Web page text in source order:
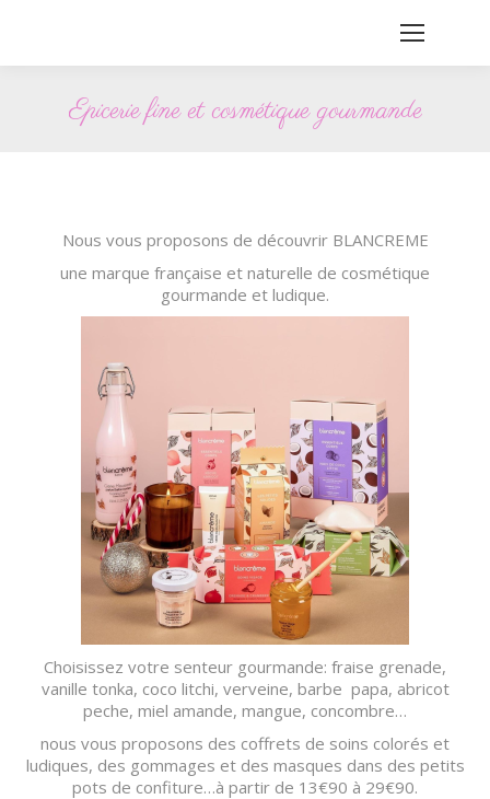
Epicerie fine et cosmétique gourmande
Nous vous proposons de découvrir BLANCREME
une marque française et naturelle de cosmétique
gourmande et ludique.
Choisissez votre senteur gourmande: fraise grenade,
vanille tonka, coco litchi, verveine, barbe papa, abricot
peche, miel amande, mangue, concombre…
nous vous proposons des coffrets de soins colorés et
ludiques, des gommages et des masques dans des petits
pots de confiture…à partir de 13€90 à 29€90.